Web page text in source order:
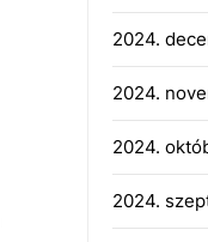
2024.
2024.
2024.
2024.